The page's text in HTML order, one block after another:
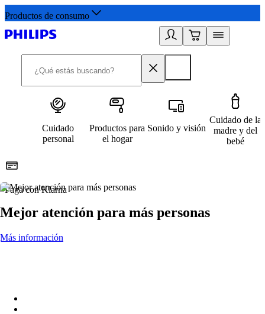
Productos de consumo
Cuidado
personal
Productos para
el hogar
Sonido y visión
Cuidado de la
madre y del
bebé
Paga con Klarna
Mejor atención para más personas
Más información